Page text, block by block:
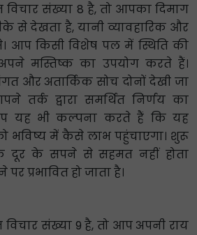
संख्या 8 है, तो आपका दिमाग
से देखता है, यानी व्यावहारिक और
आप किसी विशेष पल में स्थिति की
मस्तिष्क का उपयोग करते हैं।
और अतार्किक सोच दोनों देखी जा
तर्क द्वारा समर्थित निर्णय का
यह भी कल्पना करते हैं कि यह
भविष्य में कैसे लाभ पहुंचाएगा। शुरू
दूर के सपने से सहमत नहीं होता
प्रभावित हो जाता है।
संख्या 9 है, तो आप अपनी राय